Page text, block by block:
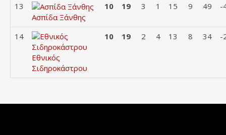
13
Ασπίδα Ξάνθης
10 19 3 1 15 9 49 -
14
Εθνικός
Σιδηροκάστρου
10 19 2 4 13 8 34 -